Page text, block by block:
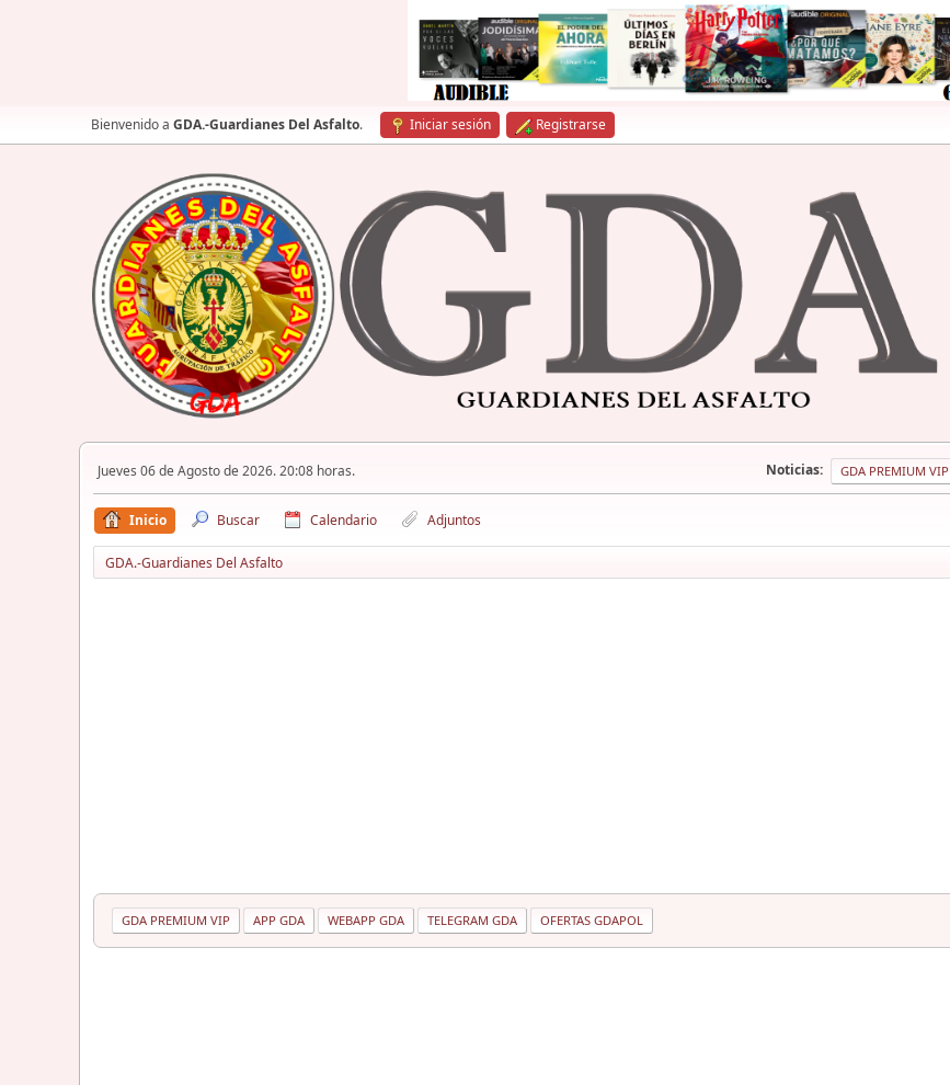
Bienvenido a GDA.-Guardianes Del Asfalto. Iniciar sesión Registrarse
Jueves 06 de Agosto de 2026. 20:08 horas. Noticias: GDA PREMIUM VIP
Inicio Buscar Calendario Adjuntos
GDA.-Guardianes Del Asfalto
GDA PREMIUM VIP APP GDA WEBAPP GDA TELEGRAM GDA OFERTAS GDAPOL